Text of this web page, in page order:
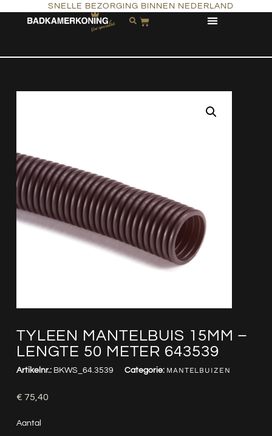
SNELLE BEZORGING BINNEN NEDERLAND
TYLEEN MANTELBUIS 15MM –
LENGTE 50 METER 643539
Artikelnr.: BKWS_64.3539 Categorie: MANTELBUIZEN
€ 75,40
Aantal